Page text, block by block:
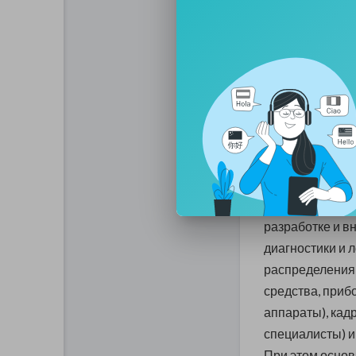
наставников
сомневаться
прошедшего
направление,
успеха в
поприще, с ним
Современное
медицины в
от экономии
разработке и
диагностики и
средства,
аппараты),
специалисты)